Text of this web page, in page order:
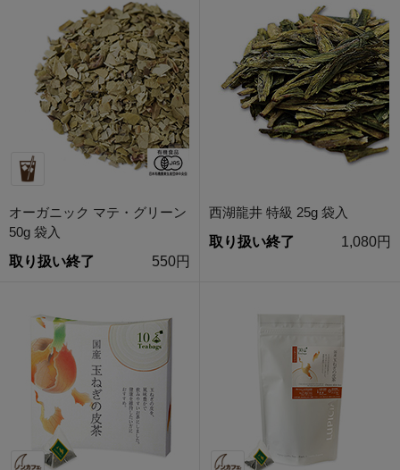
オーガニック マテ・グリーン
50g 袋入
取り扱い終了
550円
西湖龍井 特級 25g 袋入
取り扱い終了
1,080円